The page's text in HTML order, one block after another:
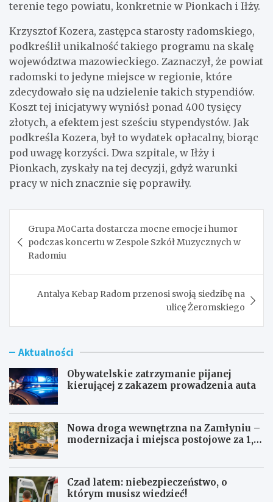
terenie tego powiatu, konkretnie w Pionkach i Iłży.
Krzysztof Kozera, zastępca starosty radomskiego,
podkreślił unikalność takiego programu na skalę
województwa mazowieckiego. Zaznaczył, że powiat
radomski to jedyne miejsce w regionie, które
zdecydowało się na udzielenie takich stypendiów.
Koszt tej inicjatywy wyniósł ponad 400 tysięcy
złotych, a efektem jest sześciu stypendystów. Jak
podkreśla Kozera, był to wydatek opłacalny, biorąc
pod uwagę korzyści. Dwa szpitale, w Iłży i
Pionkach, zyskały na tej decyzji, gdyż warunki
pracy w nich znacznie się poprawiły.
wpisu
Grupa MoCarta dostarcza mocne emocje i humor
podczas koncertu w Zespole Szkół Muzycznych w
Radomiu
Antalya Kebap Radom przenosi swoją siedzibę na
ulicę Żeromskiego
Aktualności
Obywatelskie zatrzymanie pijanej
kierującej z zakazem prowadzenia auta
Nowa droga wewnętrzna na Zamłyniu –
modernizacja i miejsca postojowe za 1,1
Czad latem: niebezpieczeństwo, o
którym musisz wiedzieć!